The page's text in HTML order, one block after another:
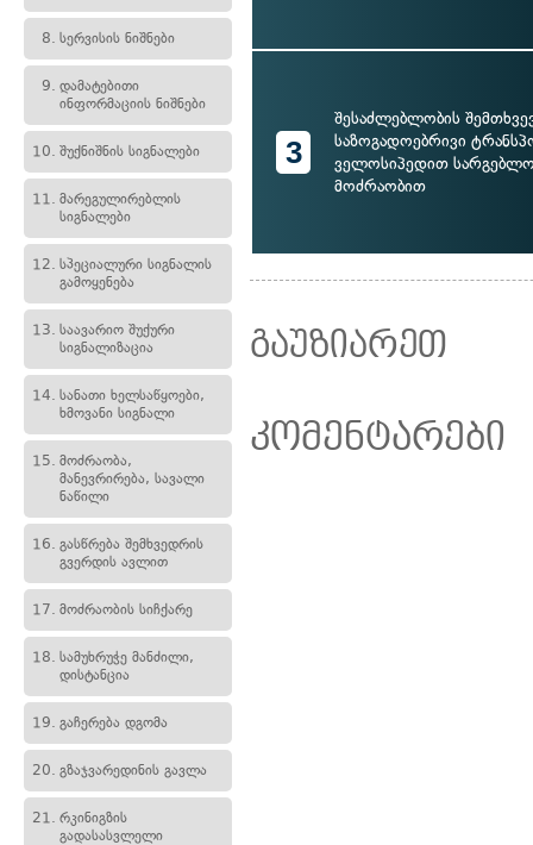
8. სერვისის ნიშნები
9. დამატებითი
ინფორმაციის ნიშნები
10. შუქნიშნის სიგნალები
11. მარეგულირებლის
სიგნალები
12. სპეციალური სიგნალის
გამოყენება
13. საავარიო შუქური
სიგნალიზაცია
14. სანათი ხელსაწყოები,
ხმოვანი სიგნალი
15. მოძრაობა,
მანევრირება, სავალი
ნაწილი
16. გასწრება შემხვედრის
გვერდის ავლით
17. მოძრაობის სიჩქარე
18. სამუხრუჭე მანძილი,
დისტანცია
19. გაჩერება დგომა
20. გზაჯვარედინის გავლა
21. რკინიგზის
გადასასვლელი
3
შესაძლებლობის
საზოგადოებრივი
ველოსიპედით
მოძრაობით
გაუზიარეთ
კომენტარები